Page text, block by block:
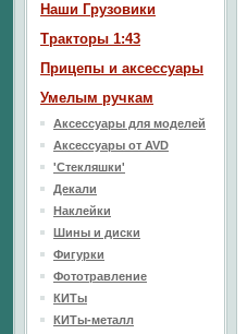
Наши Грузовики
Тракторы 1:43
Прицепы и аксессуары
Умелым ручкам
Аксессуары для моделей
Аксессуары от AVD
'Стекляшки'
Декали
Наклейки
Шины и диски
Фигурки
Фототравление
КИТы
КИТы-металл